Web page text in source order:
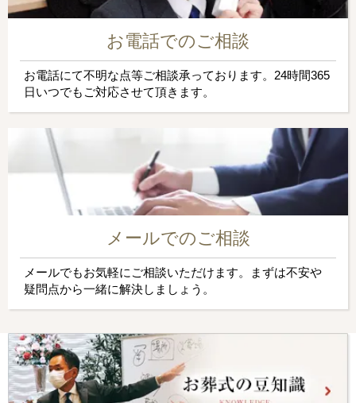
お電話でのご相談
お電話にて不明な点等ご相談承っております。24時間365
日いつでもご対応させて頂きます。
メールでのご相談
メールでもお気軽にご相談いただけます。まずは不安や
疑問点から一緒に解決しましょう。